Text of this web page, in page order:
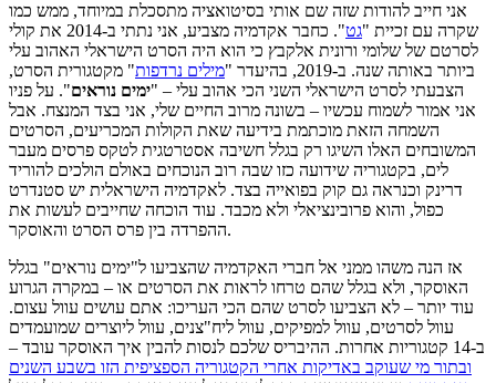
אני חייב להודות שזה שם אותי בסיטואציה מתסכלת במיוחד, ממש כמו
שקרה עם זכיית "גט
". כחבר אקדמיה מצביע, אני נתתי ב-2014 את קולי
לסרטם של שלומי ורונית אלקבץ כי הוא היה הסרט הישראלי האהוב עלי
ביותר באותה שנה. ב-2019, בהיעדר "
מילים נרדפות" מקטגורית הסרט,
הצבעתי לסרט הישראלי השני הכי אהוב עלי – "ימים נוראים". על פניו
אני אמור לשמוח עכשיו – בשונה מרוב החיים שלי, אני בצד המנצח. אבל
השמחה הזאת מוכתמת בידיעה שאת הקולות המכריעים, הסרטים
המשובחים האלו השיגו רק בגלל חשיבה אסטרטגית לטקס פרסים מעבר
לים, בקטגוריה שידועה כזו שבה רוב הנוכחים באולם הולכים להוריד
דרינק וכנראה גם קוק בפואייה בצד. לאקדמיה הישראלית יש סטנדרט
כפול, והוא פרובינציאלי ולא מכבד. עוד הוכחה שחייבים לעשות את
ההפרדה בין פרס הסרט והאוסקר.
אז הנה משהו ממני אל חברי האקדמיה שהצביעו ל"ימים נוראים" בגלל
האוסקר, ולא בגלל שהם טרחו לראות את הסרטים או – במקרה הגרוע
עוד יותר – לא הצביעו לסרט שהם הכי העריכו: אתם עושים עוול עצום.
עוול לסרטים, עוול למפיקים, עוול ליח"צנים, עוול ליוצרים שמועמדים
ב-14 קטגוריות אחרות. ההיבריס שלכם לנסות להבין איך האוסקר עובד –
ובתור מי שעוקב באדיקות אחרי הקטגוריה הספציפית הזו בשבע השנים